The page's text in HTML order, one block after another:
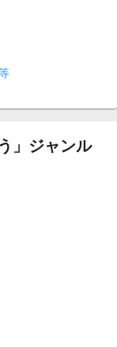
」ジャンル